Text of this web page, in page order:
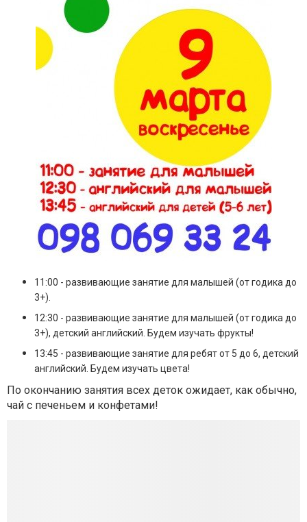
11:00 - развивающие занятие для малышей (от годика до
3+).
12:30 - развивающие занятие для малышей (от годика до
3+), детский английский. Будем изучать фрукты!
13:45 - развивающие занятие для ребят от 5 до 6, детский
английский. Будем изучать цвета!
По окончанию занятия всех деток ожидает, как обычно,
чай с печеньем и конфетами!